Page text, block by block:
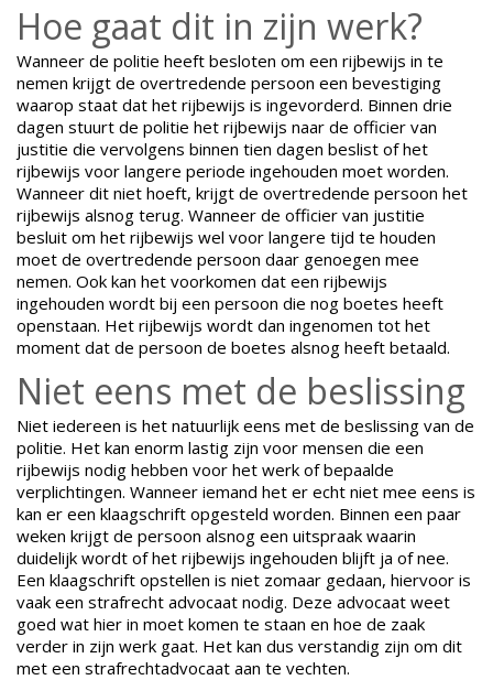
Hoe gaat dit in zijn werk?
Wanneer de politie heeft besloten om een rijbewijs in te
nemen krijgt de overtredende persoon een bevestiging
waarop staat dat het rijbewijs is ingevorderd. Binnen drie
dagen stuurt de politie het rijbewijs naar de officier van
justitie die vervolgens binnen tien dagen beslist of het
rijbewijs voor langere periode ingehouden moet worden.
Wanneer dit niet hoeft, krijgt de overtredende persoon het
rijbewijs alsnog terug. Wanneer de officier van justitie
besluit om het rijbewijs wel voor langere tijd te houden
moet de overtredende persoon daar genoegen mee
nemen. Ook kan het voorkomen dat een rijbewijs
ingehouden wordt bij een persoon die nog boetes heeft
openstaan. Het rijbewijs wordt dan ingenomen tot het
moment dat de persoon de boetes alsnog heeft betaald.
Niet eens met de beslissing
Niet iedereen is het natuurlijk eens met de beslissing van de
politie. Het kan enorm lastig zijn voor mensen die een
rijbewijs nodig hebben voor het werk of bepaalde
verplichtingen. Wanneer iemand het er echt niet mee eens is
kan er een klaagschrift opgesteld worden. Binnen een paar
weken krijgt de persoon alsnog een uitspraak waarin
duidelijk wordt of het rijbewijs ingehouden blijft ja of nee.
Een klaagschrift opstellen is niet zomaar gedaan, hiervoor is
vaak een strafrecht advocaat nodig. Deze advocaat weet
goed wat hier in moet komen te staan en hoe de zaak
verder in zijn werk gaat. Het kan dus verstandig zijn om dit
met een strafrechtadvocaat aan te vechten.